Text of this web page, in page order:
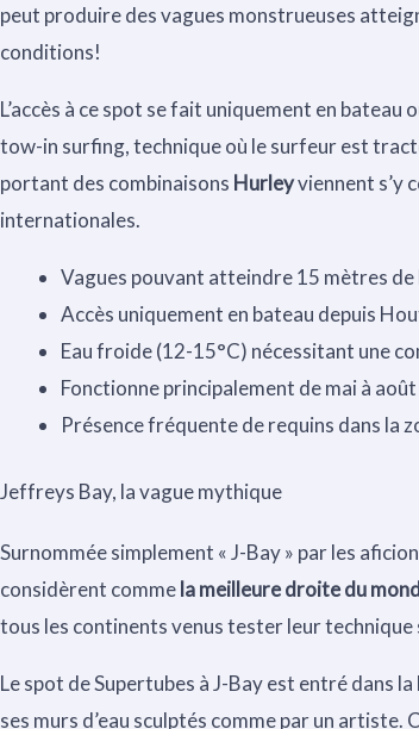
peut produire des vagues monstrueuses
conditions!
L’accès à ce spot se fait uniquement en
tow-in surfing, technique où le surfeur est
portant des combinaisons Hurleyviennent s’y
internationales.
Vagues pouvant atteindre 15 mètres
Accès uniquement en bateau depuis
Eau froide (12-15°C) nécessitant une
Fonctionne principalement de mai à août
Présence fréquente de requins dans la
Jeffreys Bay, la vague mythique
Surnommée simplement « J-Bay » par les
considèrent commela meilleure droite du
tous les continents venus tester leur
Le spot de Supertubes à J-Bay est entré dans
ses murs d’eau sculptés comme par un artiste.